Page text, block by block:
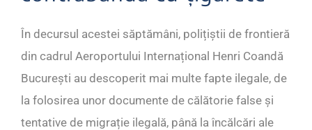
În decursul acestei săptămâni, polițiștii de frontieră
din cadrul Aeroportului Internațional Henri Coandă
București au descoperit mai multe fapte ilegale, de
la folosirea unor documente de călătorie false și
tentative de migrație ilegală, până la încălcări ale